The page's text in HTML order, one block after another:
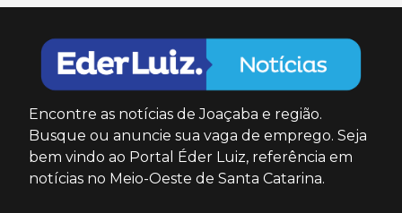
Encontre as notícias de Joaçaba e região.
Busque ou anuncie sua vaga de emprego. Seja
bem vindo ao Portal Éder Luiz, referência em
notícias no Meio-Oeste de Santa Catarina.